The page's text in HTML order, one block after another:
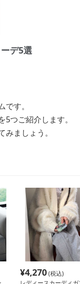
デ5選
す。
つご紹介します。
ましょう。
¥4,270(税込)